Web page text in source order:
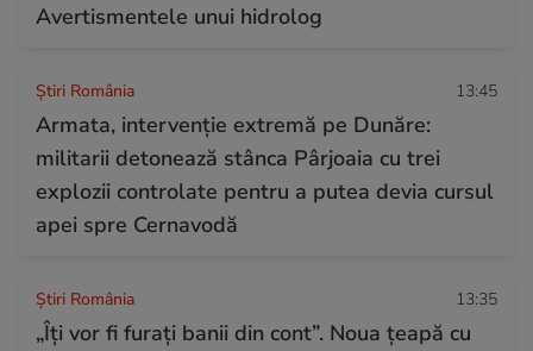
Avertismentele unui hidrolog
Știri România 13:45
Armata, intervenție extremă pe Dunăre:
militarii detonează stânca Pârjoaia cu trei
explozii controlate pentru a putea devia cursul
apei spre Cernavodă
Știri România 13:35
„Îți vor fi furați banii din cont”. Noua țeapă cu